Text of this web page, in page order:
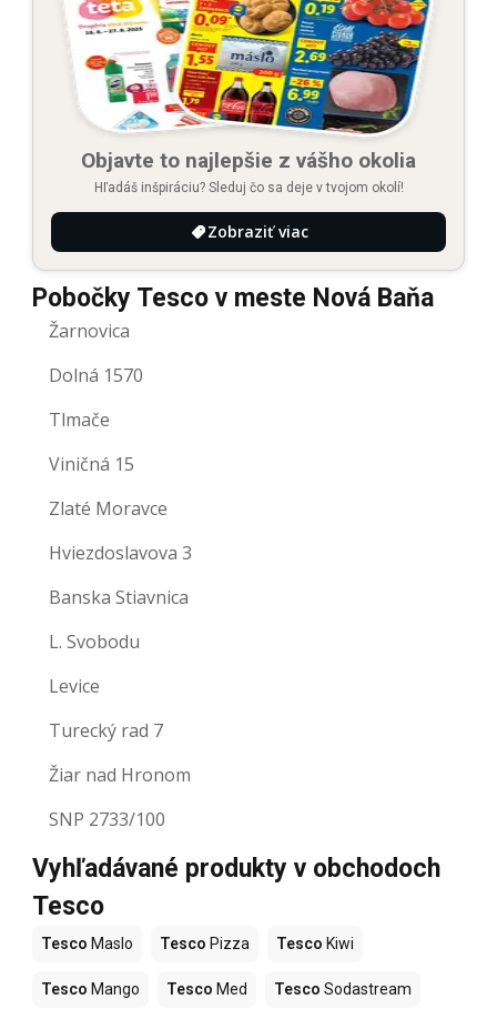
Objavte to najlepšie z vášho okolia
Hľadáš inšpiráciu? Sleduj čo sa deje v tvojom okolí!
Zobraziť viac
Pobočky Tesco v meste Nová Baňa
Žarnovica
Dolná 1570
Tlmače
Viničná 15
Zlaté Moravce
Hviezdoslavova 3
Banska Stiavnica
L. Svobodu
Levice
Turecký rad 7
Žiar nad Hronom
SNP 2733/100
Vyhľadávané produkty v obchodoch
Tesco
Tesco Maslo Tesco Pizza Tesco Kiwi
Tesco Mango Tesco Med Tesco Sodastream